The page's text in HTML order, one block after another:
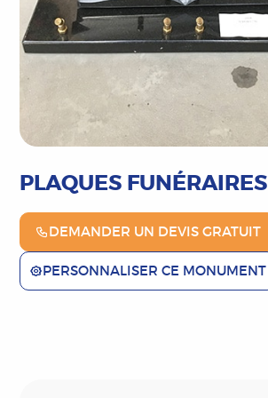
PLAQUES FUNÉRAIRES
DEMANDER UN DEVIS GRATUIT
PERSONNALISER CE MONUMENT